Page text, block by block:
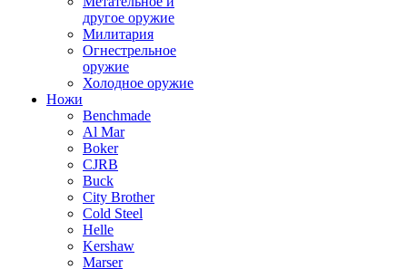
другое оружие
Милитария
Огнестрельное
оружие
Холодное оружие
Ножи
Benchmade
Al Mar
Boker
CJRB
Buck
City Brother
Cold Steel
Helle
Kershaw
Marser